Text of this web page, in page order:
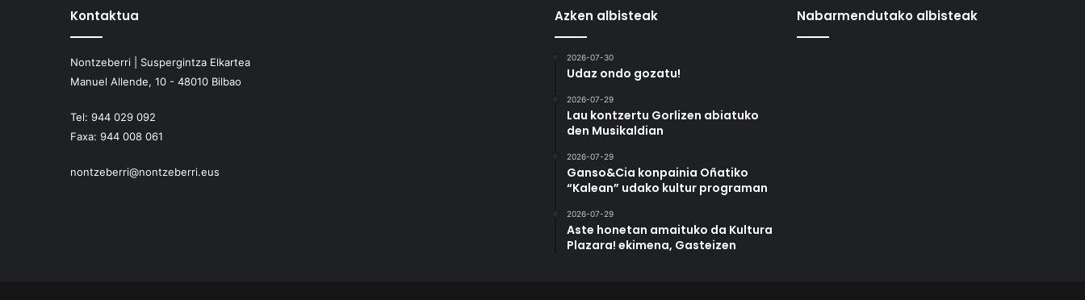
Kontaktua
Nontzeberri | Suspergintza Elkartea
Manuel Allende, 10 - 48010 Bilbao
Tel: 944 029 092
Faxa: 944 008 061
nontzeberri@nontzeberri.eus
Azken albisteak
2026-07-30
Udaz ondo gozatu!
2026-07-29
Lau kontzertu Gorlizen abiatuko
den Musikaldian
2026-07-29
Ganso&Cia konpainia Oñatiko
“Kalean” udako kultur programan
2026-07-29
Aste honetan amaituko da Kultura
Plazara! ekimena, Gasteizen
Nabarmendutako albisteak